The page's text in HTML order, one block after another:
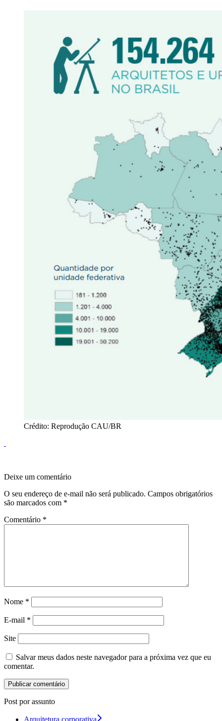
Crédito: Reprodução CAU/BR
Deixe um comentário
O seu endereço de e-mail não será publicado. Campos obrigatórios
são marcados com *
Comentário *
Nome *
E-mail *
Site
Salvar meus dados neste navegador para a próxima vez que eu
comentar.
Post por assunto